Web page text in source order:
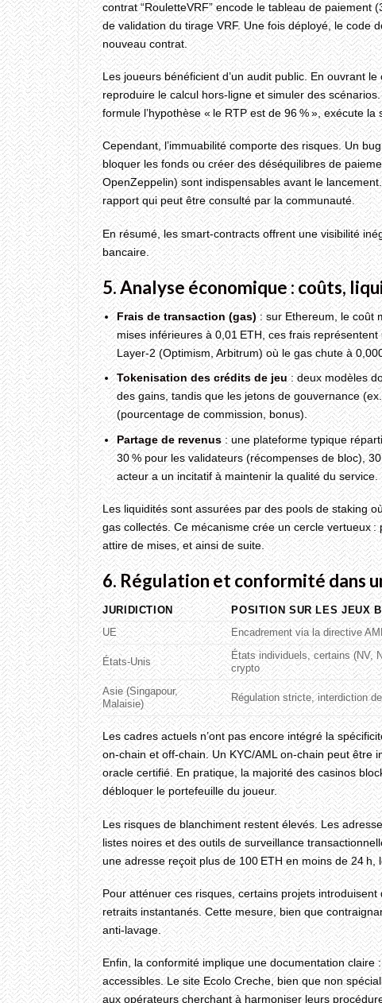
Connections
on
Drogan’s
Holiday
Dating
Scene
contrat “RouletteVRF” encode le tableau de
de validation du tirage VRF. Une fois déployé, le code
nouveau contrat.
Les joueurs bénéficient d’un audit public. En ouvrant
reproduire le calcul hors‑ligne et simuler des
formule l’hypothèse « le RTP est de 96 % », exécute
Cependant, l’immuabilité comporte des risques. Un
bloquer les fonds ou créer des déséquilibres de
OpenZeppelin) sont indispensables avant le
rapport qui peut être consulté par la communauté.
En résumé, les smart‑contracts offrent une visibilité
bancaire.
5. Analyse économique : coûts,
Frais de transaction (gas): sur Ethereum, le coût
mises inférieures à 0,01 ETH, ces frais
Layer‑2 (Optimism, Arbitrum) où le gas chute à
Tokenisation des crédits de jeu: deux modèles
des gains, tandis que les jetons de gouvernance
(pourcentage de commission, bonus).
Partage de revenus: une plateforme typique
30 % pour les validateurs (récompenses de bloc),
acteur a un incitatif à maintenir la qualité du service.
Les liquidités sont assurées par des pools de staking
gas collectés. Ce mécanisme crée un cercle vertueux
attire de mises, et ainsi de suite.
6. Régulation et conformité dans
JURIDICTION POSITION SUR LES JEUX
UE
Encadrement via la directive
États‑Unis
États individuels, certains (NV,
crypto
Asie (Singapour,
Malaisie)
Régulation stricte, interdiction
Les cadres actuels n’ont pas encore intégré la
on‑chain et off‑chain. Un KYC/AML on‑chain peut
oracle certifié. En pratique, la majorité des casinos
débloquer le portefeuille du joueur.
Les risques de blanchiment restent élevés. Les
listes noires et des outils de surveillance
une adresse reçoit plus de 100 ETH en moins de 24
Pour atténuer ces risques, certains projets
retraits instantanés. Cette mesure, bien que
anti‑lavage.
Enfin, la conformité implique une documentation
accessibles. Le site Ecolo Creche, bien que non
aux opérateurs cherchant à harmoniser leurs